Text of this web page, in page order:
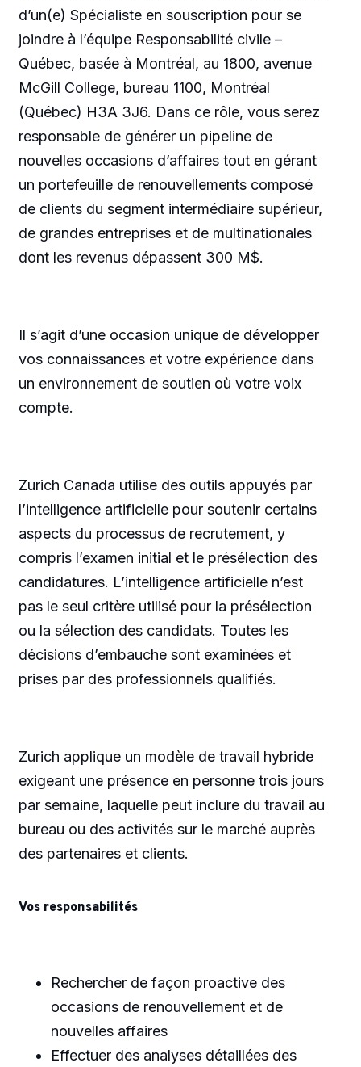
d’un(e) Spécialiste en souscription pour se
joindre à l’équipe Responsabilité civile –
Québec, basée à Montréal, au 1800, avenue
McGill College, bureau 1100, Montréal
(Québec) H3A 3J6. Dans ce rôle, vous serez
responsable de générer un pipeline de
nouvelles occasions d’affaires tout en gérant
un portefeuille de renouvellements composé
de clients du segment intermédiaire supérieur,
de grandes entreprises et de multinationales
dont les revenus dépassent 300 M$.
Il s’agit d’une occasion unique de développer
vos connaissances et votre expérience dans
un environnement de soutien où votre voix
compte.
Zurich Canada utilise des outils appuyés par
l’intelligence artificielle pour soutenir certains
aspects du processus de recrutement, y
compris l’examen initial et le présélection des
candidatures. L’intelligence artificielle n’est
pas le seul critère utilisé pour la présélection
ou la sélection des candidats. Toutes les
décisions d’embauche sont examinées et
prises par des professionnels qualifiés.
Zurich applique un modèle de travail hybride
exigeant une présence en personne trois jours
par semaine, laquelle peut inclure du travail au
bureau ou des activités sur le marché auprès
des partenaires et clients.
Vos responsabilités
Rechercher de façon proactive des
occasions de renouvellement et de
nouvelles affaires
Effectuer des analyses détaillées des